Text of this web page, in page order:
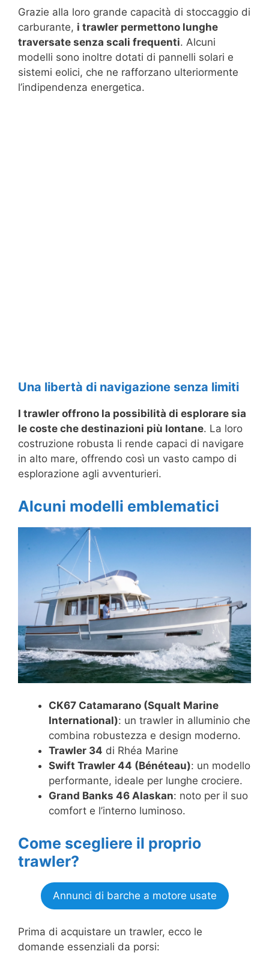
Grazie alla loro grande capacità di stoccaggio di
carburante, i trawler permettono lunghe
traversate senza scali frequenti. Alcuni
modelli sono inoltre dotati di pannelli solari e
sistemi eolici, che ne rafforzano ulteriormente
l’indipendenza energetica.
Una libertà di navigazione senza limiti
I trawler offrono la possibilità di esplorare sia
le coste che destinazioni più lontane. La loro
costruzione robusta li rende capaci di navigare
in alto mare, offrendo così un vasto campo di
esplorazione agli avventurieri.
Alcuni modelli emblematici
CK67 Catamarano (Squalt Marine
International): un trawler in alluminio che
combina robustezza e design moderno.
Trawler 34 di Rhéa Marine
Swift Trawler 44 (Bénéteau): un modello
performante, ideale per lunghe crociere.
Grand Banks 46 Alaskan: noto per il suo
comfort e l’interno luminoso.
Come scegliere il proprio
trawler?
Annunci di barche a motore usate
Prima di acquistare un trawler, ecco le
domande essenziali da porsi: